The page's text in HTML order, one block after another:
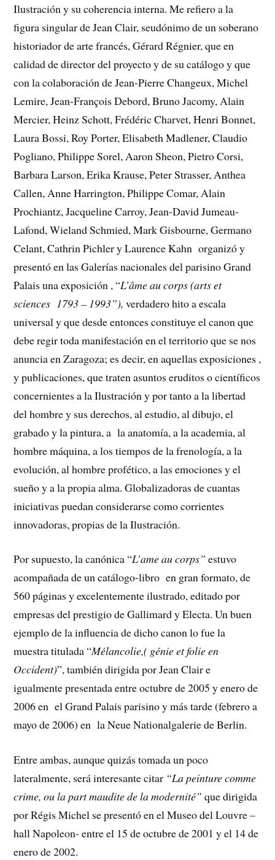
Ilustración y su coherencia interna. Me refiero a la
figura singular de Jean Clair, seudónimo de un soberano
historiador de arte francés, Gérard Régnier, que en
calidad de director del proyecto y de su catálogo y que
con la colaboración de Jean-Pierre Changeux, Michel
Lemire, Jean-François Debord, Bruno Jacomy, Alain
Mercier, Heinz Schott, Frédéric Charvet, Henri Bonnet,
Laura Bossi, Roy Porter, Elisabeth Madlener, Claudio
Pogliano, Philippe Sorel, Aaron Sheon, Pietro Corsi,
Barbara Larson, Erika Krause, Peter Strasser, Anthea
Callen, Anne Harrington, Philippe Comar, Alain
Prochiantz, Jacqueline Carroy, Jean-David Jumeau-
Lafond, Wieland Schmied, Mark Gisbourne, Germano
Celant, Cathrin Pichler y Laurence Kahn organizó y
presentó en las Galerías nacionales del parisino Grand
Palais una exposición , “L’âme au corps (arts et
sciences 1793 – 1993”),verdadero hito a escala
universal y que desde entonces constituye el canon que
debe regir toda manifestación en el territorio que se nos
anuncia en Zaragoza; es decir, en aquellas exposiciones ,
y publicaciones, que traten asuntos eruditos o científicos
concernientes a la Ilustración y por tanto a la libertad
del hombre y sus derechos, al estudio, al dibujo, el
grabado y la pintura, a la anatomía, a la academia, al
hombre máquina, a los tiempos de la frenología, a la
evolución, al hombre profético, a las emociones y el
sueño y a la propia alma. Globalizadoras de cuantas
iniciativas puedan considerarse como corrientes
innovadoras, propias de la Ilustración.
Por supuesto, la canónica “L’ame au corps” estuvo
acompañada de un catálogo-libro en gran formato, de
560 páginas y excelentemente ilustrado, editado por
empresas del prestigio de Gallimard y Electa. Un buen
ejemplo de la influencia de dicho canon lo fue la
muestra titulada “Mélancolie,( génie et folie en
Occident)”, también dirigida por Jean Clair e
igualmente presentada entre octubre de 2005 y enero de
2006 en el Grand Palais parisino y más tarde (febrero a
mayo de 2006) en la Neue Nationalgalerie de Berlin.
Entre ambas, aunque quizás tomada un poco
lateralmente, será interesante citar “La peinture comme
crime, ou la part maudite de la modernité”que dirigida
por Régis Michel se presentó en el Museo del Louvre –
hall Napoleon- entre el 15 de octubre de 2001 y el 14 de
enero de 2002.